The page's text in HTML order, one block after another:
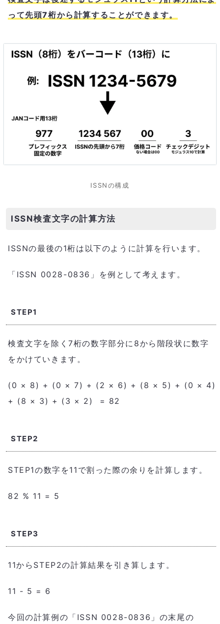
って先頭7桁から計算することができます。
ISSNの構成
ISSN検査文字の計算方法
ISSNの最後の1桁は以下のように計算を行います。
「ISSN 0028-0836」を例として考えます。
STEP1
検査文字を除く7桁の数字部分に8から階段状に数字
をかけていきます。
(0 × 8) + (0 × 7) + (2 × 6) + (8 × 5) + (0 × 4)
+ (8 × 3) + (3 × 2) = 82
STEP2
STEP1の数字を11で割った際の余りを計算します。
82 % 11 = 5
STEP3
11からSTEP2の計算結果を引き算します。
11 - 5 = 6
今回の計算例の「ISSN 0028-0836」の末尾の